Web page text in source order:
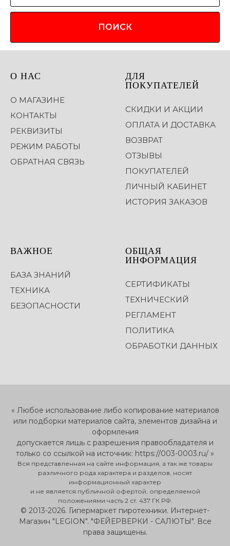
ПОИСК
О НАС
О МАГАЗИНЕ
КОНТАКТЫ
РЕКВИЗИТЫ
РЕЖИМ РАБОТЫ
ОБРАТНАЯ СВЯЗЬ
ДЛЯ
ПОКУПАТЕЛЕЙ
СКИДКИ И АКЦИИ
ОПЛАТА И ДОСТАВКА
ВОЗВРАТ
ОТЗЫВЫ
ПОКУПАТЕЛЕЙ
ЛИЧНЫЙ КАБИНЕТ
ИСТОРИЯ ЗАКАЗОВ
ВАЖНОЕ
БАЗА ЗНАНИЙ
ТЕХНИКА
БЕЗОПАСНОСТИ
ОБЩАЯ
ИНФОРМАЦИЯ
СЕРТИФИКАТЫ
ТЕХНИЧЕСКИЙ
РЕГЛАМЕНТ
ПОЛИТИКА
ОБРАБОТКИ ДАННЫХ
« Любое использование либо копирование материалов
или подборки материалов сайта, элементов дизайна и
оформления
допускается лишь с разрешения правообладателя и
только со ссылкой на источник: https://003-0003.ru/ »
Вся представленная на сайте информация, а так же товары
различного рода характера и разделов, носят
информационный характер
и не является публичной офертой, определяемой
положениями часть 2 ст. 437 ГК РФ.
© 2013-2026. Гипермаркет пиротехники. Интернет-
Магазин "LEGION". "ФЕЙЕРВЕРКИ - САЛЮТЫ". Все
права защищены.